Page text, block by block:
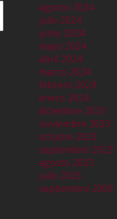
agosto 2024
julio 2024
junio 2024
mayo 2024
abril 2024
marzo 2024
febrero 2024
enero 2024
diciembre 2023
noviembre 2023
octubre 2023
septiembre 2023
agosto 2023
julio 2023
septiembre 2000